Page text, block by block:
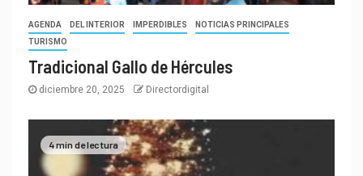
AGENDA DEL INTERIOR IMPERDIBLES
NOTICIAS PRINCIPALES
TURISMO
Tradicional Gallo de Hércules
diciembre 20, 2025 Directordigital
4 min de lectura